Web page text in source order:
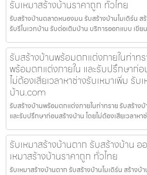
รับเหมาสร้างบ้านราคาถูก ทั่วไทย
รับสร้างบ้านตลาดหนองมน รับสร้างบ้านโมเดิร์น ส
รับรีโนเวทบ้าน รับต่อเติมบ้าน บริการออกแบบ เขี
รับสร้างบ้านพร้อมตกแต่งภายในท่าท
พร้อมตกแต่งภายใน และรับปรึกษาก่อ
ไม่ต้องเสียเวลาหาช่างรับเหมาเพิ่ม รับ
บ้าน.com
รับสร้างบ้านพร้อมตกแต่งภายในท่าทราย รับสร้าง
และรับปรึกษาก่อนสร้างบ้าน โดยไม่ต้องเสียเวลาหา
รับเหมาสร้างบ้านตาก รับสร้างบ้าน
เหมาสร้างบ้านราคาถูก ทั่วไทย
รับเหมาสร้างบ้านตาก รับสร้างบ้านโมเดิร์น สร้างบ้